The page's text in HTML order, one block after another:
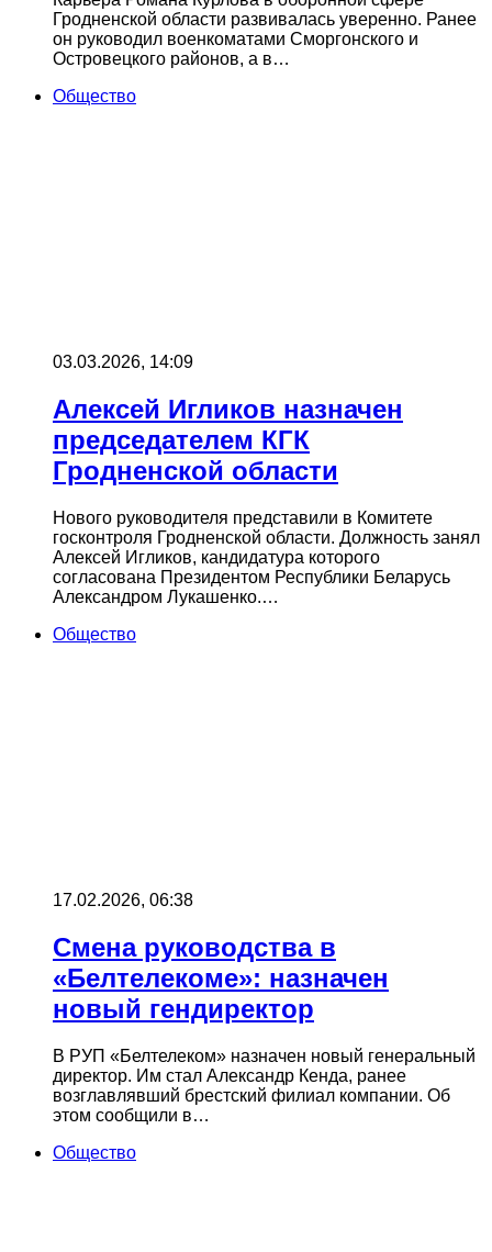
Гродненской области развивалась уверенно. Ранее
он руководил военкоматами Сморгонского и
Островецкого районов, а в…
Общество
03.03.2026, 14:09
Алексей Игликов назначен
председателем КГК
Гродненской области
Нового руководителя представили в Комитете
госконтроля Гродненской области. Должность занял
Алексей Игликов, кандидатура которого
согласована Президентом Республики Беларусь
Александром Лукашенко.…
Общество
17.02.2026, 06:38
Смена руководства в
«Белтелекоме»: назначен
новый гендиректор
В РУП «Белтелеком» назначен новый генеральный
директор. Им стал Александр Кенда, ранее
возглавлявший брестский филиал компании. Об
этом сообщили в…
Общество